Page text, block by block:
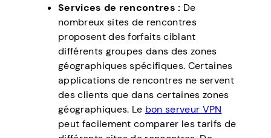
Services de rencontres : De
nombreux sites de rencontres
proposent des forfaits ciblant
différents groupes dans des zones
géographiques spécifiques. Certaines
applications de rencontres ne servent
des clients que dans certaines zones
géographiques. Le bon serveur VPN
peut facilement comparer les tarifs de